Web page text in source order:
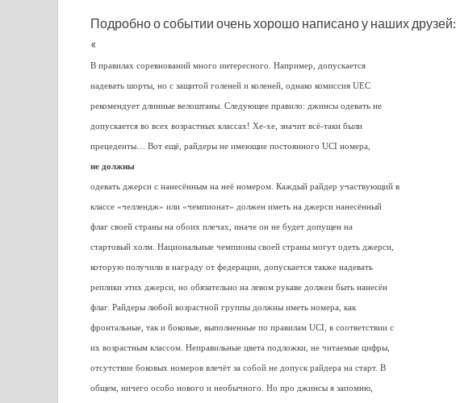
Подробно о событии очень хорошо написано у наших друзей:
«
В правилах соревнований много интересного. Например, допускается
надевать шорты, но с защитой голеней и коленей, однако комиссия UEC
рекомендует длинные велоштаны. Следующее правило: джинсы одевать не
допускается во всех возрастных классах! Хе-хе, значит всё-таки были
прецеденты… Вот ещё, райдеры не имеющие постоянного UCI номера,
не должны
одевать джерси с нанесённым на неё номером. Каждый райдер участвующий в
классе «челлендж» или «чемпионат» должен иметь на джерси нанесённый
флаг своей страны на обоих плечах, иначе он не будет допущен на
стартовый холм. Национальные чемпионы своей страны могут одеть джерси,
которую получили в награду от федерации, допускается также надевать
реплики этих джерси, но обязательно на левом рукаве должен быть нанесён
флаг. Райдеры любой возрастной группы должны иметь номера, как
фронтальные, так и боковые, выполненные по правилам UCI, в соответствии с
их возрастным классом. Неправильные цвета подложки, не читаемые цифры,
отсутствие боковых номеров влечёт за собой не допуск райдера на старт. В
общем, ничего особо нового и необычного. Но про джинсы я запомню,